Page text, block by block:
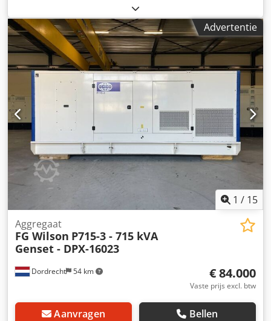
, motorfabrikant:
E18TAG1A, Toepassingsdoel: Bouwsector Leeggewicht:
5.694 kg Generatorvermogen: 660 kVA Afmetingen
laadruimte: 532 x 192 x 229 cm CE-markering: ja
Watertankinhoud: 1.132 l Land van productie: CN Neem
contact op met Team DPX voor meer informatie. Dkjdsx I U
Iropfx Acaer = Verdere opties en accessoires = - Accu -
Bedieningspaneel - Stalen dak - Tankwagen
Advertentie
1 / 15
Dordrecht 54 km
Aggregaat
FG Wilson P715-3 - 715 kVA
Genset - DPX-16023
€ 84.000
Vaste prijs excl. btw
Aanvragen Bellen